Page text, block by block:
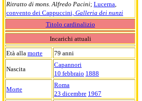
Ritratto di mons. Alfredo Pacini; Lucerna,
convento dei Cappuccini, Galleria dei nunzi
Titolo cardinalizio
Incarichi attuali
Età alla morte 79 anni
Nascita
Capannori
10 febbraio 1888
Morte
Roma
23 dicembre 1967